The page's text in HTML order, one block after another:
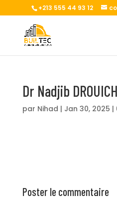
+213 555 44 93 12
Dr Nadjib
par Nihad | Jan 30, 2025 |
Poster le commentaire